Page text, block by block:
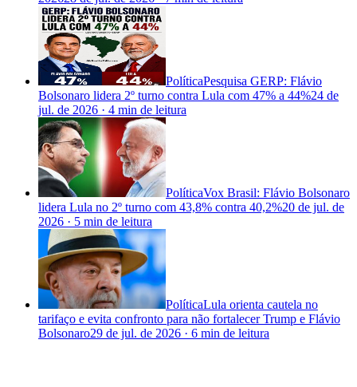
PolíticaPesquisa GERP: Flávio
Bolsonaro lidera 2º turno contra Lula com 47% a 44%24 de
jul. de 2026 · 4 min de leitura
PolíticaVox Brasil: Flávio Bolsonaro
lidera Lula no 2º turno com 43,8% contra 40,2%20 de jul. de
2026 · 5 min de leitura
PolíticaLula orienta cautela no
tarifaço e evita confronto para não fortalecer Trump e Flávio
Bolsonaro29 de jul. de 2026 · 6 min de leitura